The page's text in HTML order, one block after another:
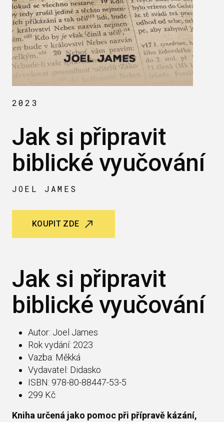
2023
Jak si připravit
biblické vyučování
JOEL JAMES
KOUPIT ZDE
Jak si připravit
biblické vyučování
Autor: Joel James
Rok vydání: 2023
Vazba: Měkká
Vydavatel: Didasko
ISBN: 978-80-88447-53-5
299 Kč
Kniha určená jako pomoc při přípravě kázání,